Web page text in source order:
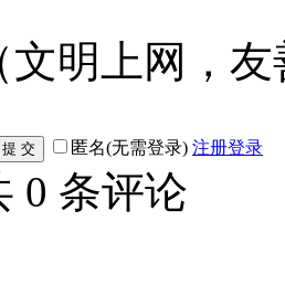
文明上网，
匿名(无需登录) 注册登录
0 条评论